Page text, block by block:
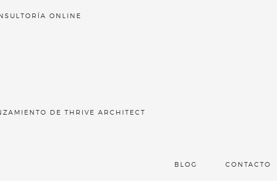
ONLINE
DE THRIVE ARCHITECT
BLOG CONTACTO